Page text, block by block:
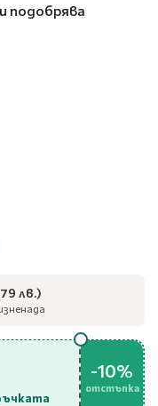
подобрява
лв.)
-10%
отстъпка